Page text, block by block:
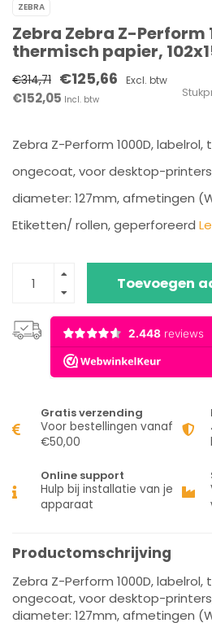
ZEBRA
Zebra Zebra Z-Perform
thermisch papier,
€314,71 €125,66 Excl. btw
€152,05 Incl. btw
Zebra Z-Perform 1000D,
ongecoat, voor desktop-
diameter: 127mm, afmetingen
Etiketten/ rollen, geperforeerd
Toevoegen
Gratis verzending
Voor bestellingen vanaf
€50,00
Online support
Hulp bij installatie van je
apparaat
Productomschrijving
Zebra Z-Perform 1000D,
ongecoat, voor desktop-
diameter: 127mm, afmetingen